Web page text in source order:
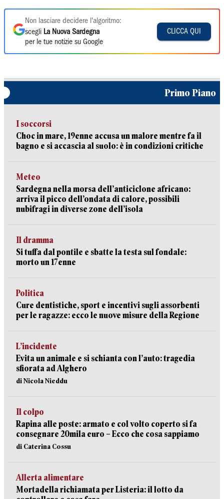
Non lasciare decidere l'algoritmo:
scegli La Nuova Sardegna
per le tue notizie su Google
CLICCA QUI
Primo Piano
I soccorsi
Choc in mare, 19enne accusa un malore mentre fa il
bagno e si accascia al suolo: è in condizioni critiche
Meteo
Sardegna nella morsa dell’anticiclone africano:
arriva il picco dell’ondata di calore, possibili
nubifragi in diverse zone dell’isola
Il dramma
Si tuffa dal pontile e sbatte la testa sul fondale:
morto un 17enne
Politica
Cure dentistiche, sport e incentivi sugli assorbenti
per le ragazze: ecco le nuove misure della Regione
L’incidente
Evita un animale e si schianta con l’auto: tragedia
sfiorata ad Alghero
di Nicola Nieddu
Il colpo
Rapina alle poste: armato e col volto coperto si fa
consegnare 20mila euro – Ecco che cosa sappiamo
di Caterina Cossu
Allerta alimentare
Mortadella richiamata per Listeria: il lotto da